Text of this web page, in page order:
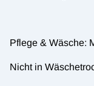
Pflege & Wäsche:
Nicht in